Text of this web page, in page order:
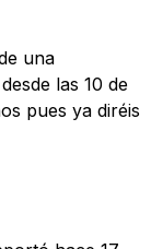
una
las 10 de
pues ya diréis